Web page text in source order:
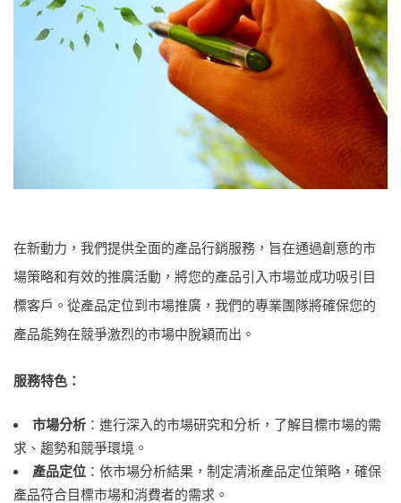
在新動力，我們提供全面的產品行銷服務，旨在通過創意的市
場策略和有效的推廣活動，將您的產品引入市場並成功吸引目
標客戶。從產品定位到市場推廣，我們的專業團隊將確保您的
產品能夠在競爭激烈的市場中脫穎而出。
服務特色：
市場分析 ：進行深入的市場研究和分析，了解目標市場的需
求、趨勢和競爭環境。
產品定位 ：依市場分析結果，制定清淅產品定位策略，確保
產品符合目標市場和消費者的需求。